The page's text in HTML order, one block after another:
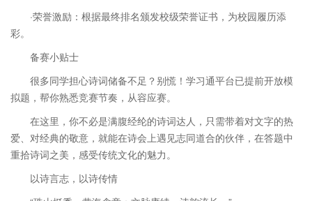
·荣誉激励：根据最终排名颁发校级荣誉证书，为校园履历添
彩。
备赛小贴士
很多同学担心诗词储备不足？别慌！学习通平台已提前开放模
拟题，帮你熟悉竞赛节奏，从容应赛。
在这里，你不必是满腹经纶的诗词达人，只需带着对文字的热
爱、对经典的敬意，就能在诗会上遇见志同道合的伙伴，在答题中
重拾诗词之美，感受传统文化的魅力。
以诗言志，以诗传情